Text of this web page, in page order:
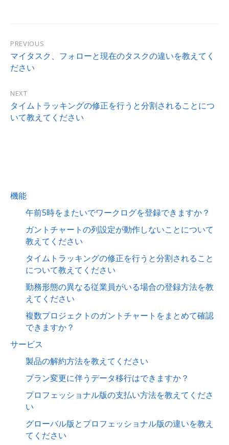
PREVIOUS
マイタスク、フォローと現在のタスクの違いを教えてく
ださい
NEXT
タイムトラッキングの修正を行うと分割されることにつ
いて教えてください
機能
午前5時をまたいでワークログを登録できますか？
ガントチャートの列設定が動作しないことについて
教えてください
タイムトラッキングの修正を行うと分割されること
について教えてください
勤務形態の異なる従業員がいる場合の登録方法を教
えてください
複数プロジェクトのガントチャートをまとめて確認
できますか？
サービス
製品の解約方法を教えてください
プラン変更に伴うデータ移行はできますか？
プロフェッショナル版の支払い方法を教えてくださ
い
グローバル版とプロフェッショナル版の違いを教え
てください